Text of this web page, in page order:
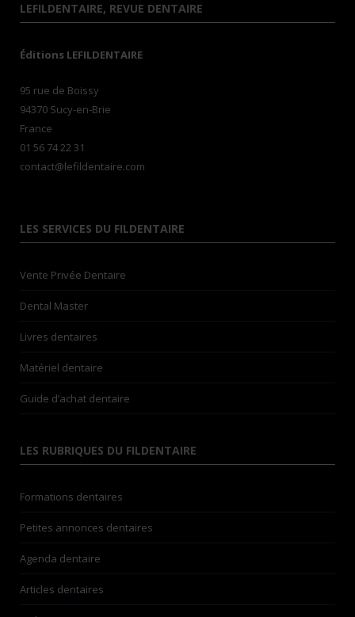
LEFILDENTAIRE, REVUE DENTAIRE
Éditions LEFILDENTAIRE
95 rue de Boissy
94370 Sucy-en-Brie
France
01 56 74 22 31
contact@lefildentaire.com
LES SERVICES DU FILDENTAIRE
Vente Privée Dentaire
Dental Master
Livres dentaires
Matériel dentaire
Guide d’achat dentaire
LES RUBRIQUES DU FILDENTAIRE
Formations dentaires
Petites annonces dentaires
Agenda dentaire
Articles dentaires